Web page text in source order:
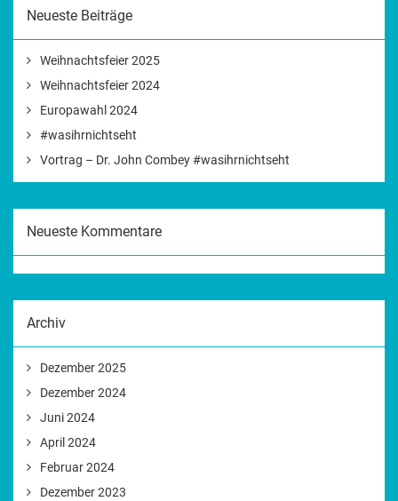
Neueste Beiträge
Weihnachtsfeier 2025
Weihnachtsfeier 2024
Europawahl 2024
#wasihrnichtseht
Vortrag – Dr. John Combey #wasihrnichtseht
Neueste Kommentare
Archiv
Dezember 2025
Dezember 2024
Juni 2024
April 2024
Februar 2024
Dezember 2023